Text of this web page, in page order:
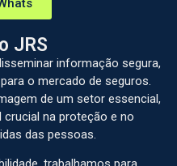
JRS
informação segura,
o mercado de seguros.
de um setor essencial,
crucial na proteção e no
das pessoas.